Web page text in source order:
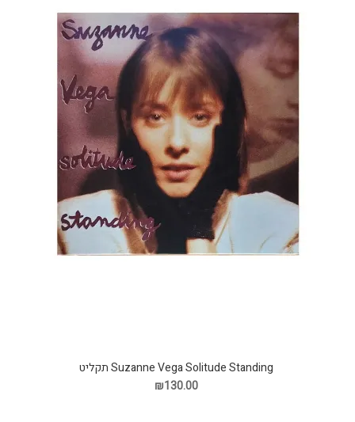
Suzanne Vega Solitude Standing תקליט
₪130.00